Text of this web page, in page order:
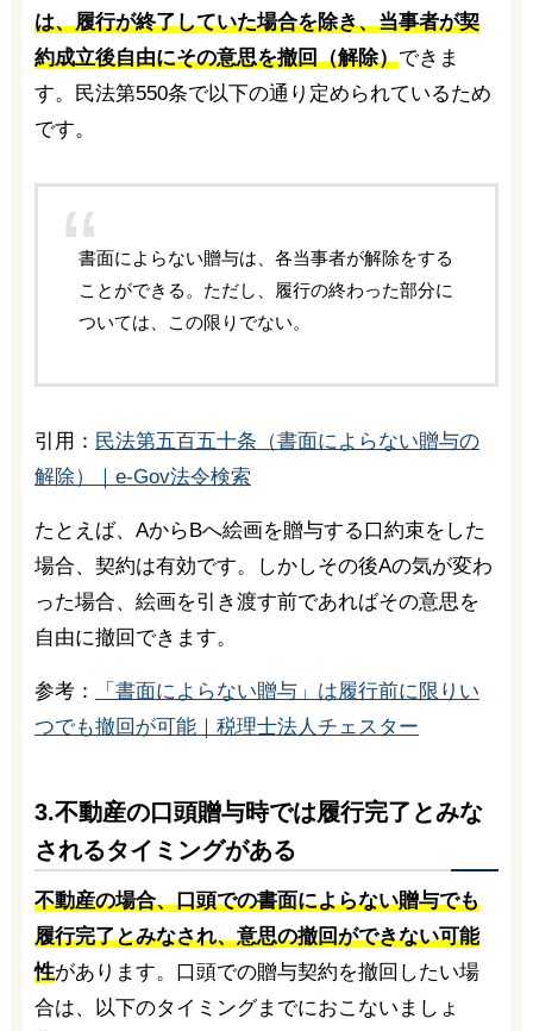
は、履行が終了していた場合を除き、当事者が契
約成立後自由にその意思を撤回（解除）できま
す。民法第550条で以下の通り定められているため
です。
書面によらない贈与は、各当事者が解除をする
ことができる。ただし、履行の終わった部分に
ついては、この限りでない。
引用： 民法第五百五十条（書面によらない贈与の
解除）｜e-Gov法令検索
たとえば、AからBへ絵画を贈与する口約束をした
場合、契約は有効です。しかしその後Aの気が変わ
った場合、絵画を引き渡す前であればその意思を
自由に撤回できます。
参考：
「書面によらない贈与」は履行前に限りい
つでも撤回が可能｜税理士法人チェスター
3.不動産の口頭贈与時では履行完了とみな
されるタイミングがある
不動産の場合、口頭での書面によらない贈与でも
履行完了とみなされ、意思の撤回ができない可能
性があります。口頭での贈与契約を撤回したい場
合は、以下のタイミングまでにおこないましょ